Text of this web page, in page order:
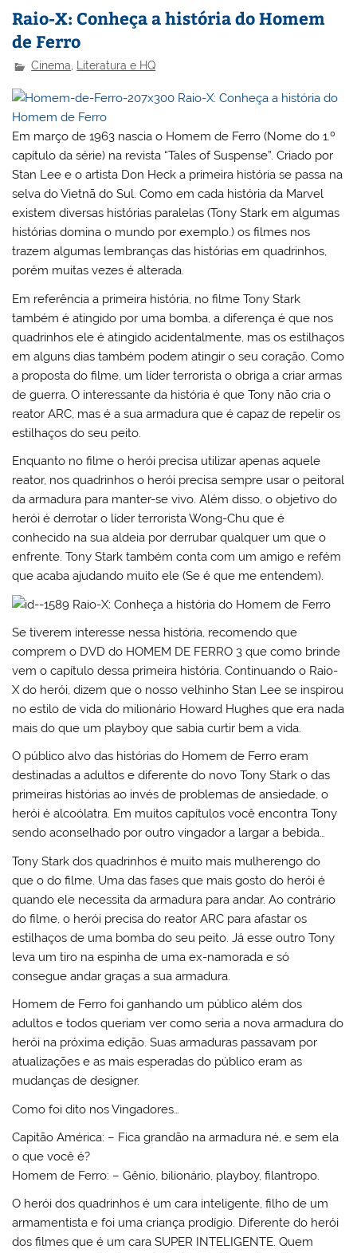
Raio-X: Conheça a história do Homem
de Ferro
Cinema, Literatura e HQ
Em março de 1963 nascia o Homem de Ferro (Nome do 1.º
capítulo da série) na revista “Tales of Suspense”. Criado por
Stan Lee e o artista Don Heck a primeira história se passa na
selva do Vietnã do Sul. Como em cada história da Marvel
existem diversas histórias paralelas (Tony Stark em algumas
histórias domina o mundo por exemplo.) os filmes nos
trazem algumas lembranças das histórias em quadrinhos,
porém muitas vezes é alterada.
Em referência a primeira história, no filme Tony Stark
também é atingido por uma bomba, a diferença é que nos
quadrinhos ele é atingido acidentalmente, mas os estilhaços
em alguns dias também podem atingir o seu coração. Como
a proposta do filme, um líder terrorista o obriga a criar armas
de guerra. O interessante da história é que Tony não cria o
reator ARC, mas é a sua armadura que é capaz de repelir os
estilhaços do seu peito.
Enquanto no filme o herói precisa utilizar apenas aquele
reator, nos quadrinhos o herói precisa sempre usar o peitoral
da armadura para manter-se vivo. Além disso, o objetivo do
herói é derrotar o líder terrorista Wong-Chu que é
conhecido na sua aldeia por derrubar qualquer um que o
enfrente. Tony Stark também conta com um amigo e refém
que acaba ajudando muito ele (Se é que me entendem).
Se tiverem interesse nessa história, recomendo que
comprem o DVD do HOMEM DE FERRO 3 que como brinde
vem o capítulo dessa primeira história. Continuando o Raio-
X do herói, dizem que o nosso velhinho Stan Lee se inspirou
no estilo de vida do milionário Howard Hughes que era nada
mais do que um playboy que sabia curtir bem a vida.
O público alvo das histórias do Homem de Ferro eram
destinadas a adultos e diferente do novo Tony Stark o das
primeiras histórias ao invés de problemas de ansiedade, o
herói é alcoólatra. Em muitos capítulos você encontra Tony
sendo aconselhado por outro vingador a largar a bebida…
Tony Stark dos quadrinhos é muito mais mulherengo do
que o do filme. Uma das fases que mais gosto do herói é
quando ele necessita da armadura para andar. Ao contrário
do filme, o herói precisa do reator ARC para afastar os
estilhaços de uma bomba do seu peito. Já esse outro Tony
leva um tiro na espinha de uma ex-namorada e só
consegue andar graças a sua armadura.
Homem de Ferro foi ganhando um público além dos
adultos e todos queriam ver como seria a nova armadura do
herói na próxima edição. Suas armaduras passavam por
atualizações e as mais esperadas do público eram as
mudanças de designer.
Como foi dito nos Vingadores…
Capitão América: – Fica grandão na armadura né, e sem ela
o que você é?
Homem de Ferro: – Gênio, bilionário, playboy, filantropo.
O herói dos quadrinhos é um cara inteligente, filho de um
armamentista e foi uma criança prodígio. Diferente do herói
dos filmes que é um cara SUPER INTELIGENTE. Quem